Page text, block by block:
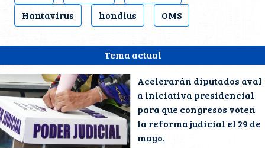
Tema actual
Acelerarán diputados aval
a iniciativa presidencial
para que congresos voten
la reforma judicial el 29 de
mayo.
Hantavirus
hondius OMS